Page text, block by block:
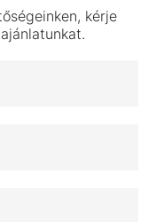
kérje